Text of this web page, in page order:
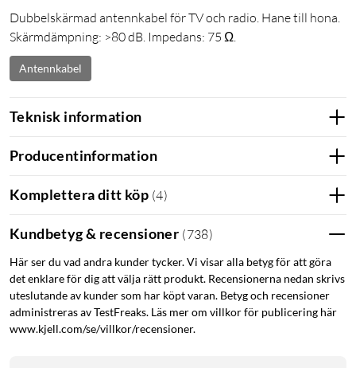
Dubbelskärmad antennkabel för TV och radio. Hane till hona.
Skärmdämpning: >80 dB. Impedans: 75 Ω.
Antennkabel
Teknisk information
Producentinformation
Komplettera ditt köp (4)
Kundbetyg & recensioner (738)
Här ser du vad andra kunder tycker. Vi visar alla betyg för att göra
det enklare för dig att välja rätt produkt. Recensionerna nedan skrivs
uteslutande av kunder som har köpt varan. Betyg och recensioner
administreras av TestFreaks. Läs mer om villkor för publicering här
www.kjell.com/se/villkor/recensioner.